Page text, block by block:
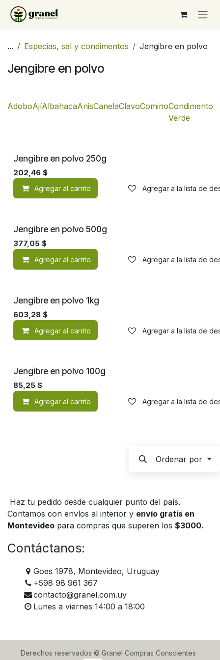
Ir al contenido
... Especias, sal y condimentos Jengibre en polvo
Jengibre en polvo
AdoboAjíAlbahacaAnisCanelaClavoCominoCondimento
Verde
Jengibre en polvo 250g
202,46 $
Agregar al carrito Agregar a la lista de
Jengibre en polvo 500g
377,05 $
Agregar al carrito Agregar a la lista de
Jengibre en polvo 1kg
603,28 $
Agregar al carrito Agregar a la lista de
Jengibre en polvo 100g
85,25 $
Agregar al carrito Agregar a la lista de
Ordenar por
Haz tu pedido desde cualquier punto del país.
Contamos con envíos al interior y envío gratis en
Montevideo para compras que superen los $3000.
Contáctanos:
Goes 1978, Montevideo, Uruguay
+598 98 961 367
contacto@granel.com.uy
Lunes a viernes 14:00 a 18:00
Derechos reservados © Granel Compras Conscientes